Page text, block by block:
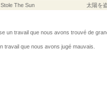
The Sun 太陽を
un travail que nous avons trouvé de
travail que nous avons jugé mauvais.